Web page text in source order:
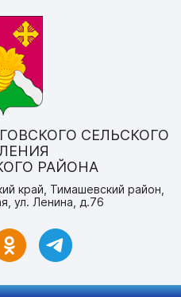
СЕЛЬСКОГО
РАЙОНА
край, Тимашевский район,
ул. Ленина, д.76